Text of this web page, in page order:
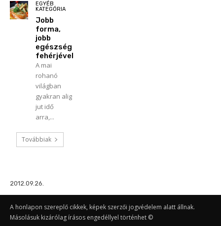
EGYÉB
KATEGÓRIA
Jobb
forma,
jobb
egészség
fehérjével
A mai
rohanó
világban
gyakran alig
jut idő
arra,...
Továbbiak
2012.09.26.
A honlapon szereplő cikkek, képek szerzői jogvédelem alatt állnak.
Másolásuk kizárólag írásos engedéllyel történhet ©